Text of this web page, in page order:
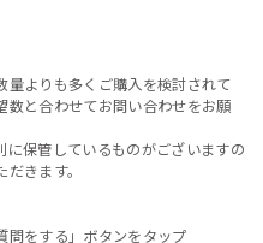
量よりも多くご購入を検討されて
数と合わせてお問い合わせをお願
に保管しているものがございますの
きます。
問をする」ボタンをタップ